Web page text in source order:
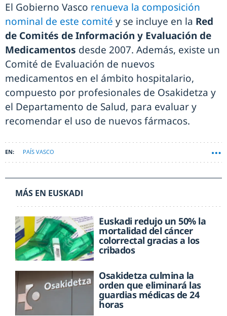
El Gobierno Vasco renueva la composición
nominal de este comité y se incluye en la Red
de Comités de Información y Evaluación de
Medicamentos desde 2007. Además, existe un
Comité de Evaluación de nuevos
medicamentos en el ámbito hospitalario,
compuesto por profesionales de Osakidetza y
el Departamento de Salud, para evaluar y
recomendar el uso de nuevos fármacos.
PAÍS VASCO
MÁS EN EUSKADI
Euskadi redujo un 50% la
mortalidad del cáncer
colorrectal gracias a los
cribados
Osakidetza culmina la
orden que eliminará las
guardias médicas de 24
horas